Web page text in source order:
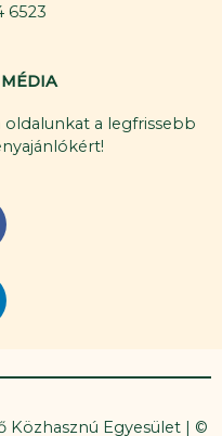
6523
MÉDIA
a legfrissebb
Közhasznú Egyesület | ©